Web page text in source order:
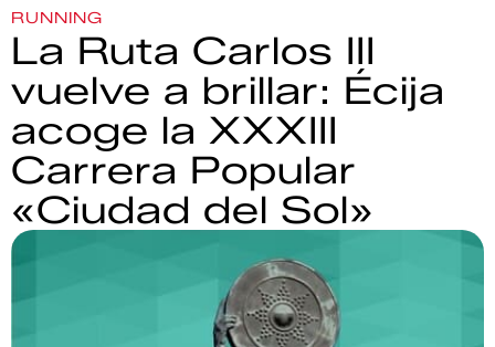
RUNNING
La Ruta Carlos III
vuelve a brillar: Écija
acoge la XXXIII
Carrera Popular
«Ciudad del Sol»